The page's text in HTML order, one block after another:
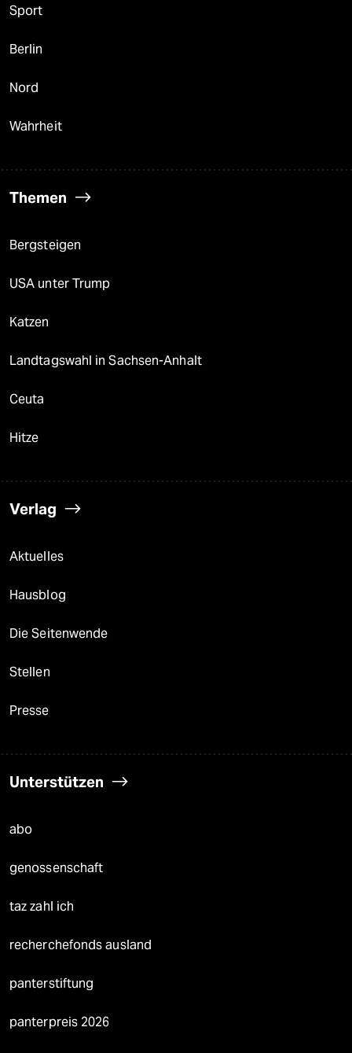
Sport
Berlin
Nord
Wahrheit
Themen
Bergsteigen
USA unter Trump
Katzen
Landtagswahl in Sachsen-Anhalt
Ceuta
Hitze
Verlag
Aktuelles
Hausblog
Die Seitenwende
Stellen
Presse
Unterstützen
abo
genossenschaft
taz zahl ich
recherchefonds ausland
panterstiftung
panterpreis 2026